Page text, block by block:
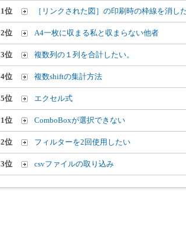
1位 ［リンクされた図］の印刷時の枠線を消し
2位 A4一枚に収まる私と収まらない他者
3位 複数列の１列を合計したい。
4位 複数shiftの集計方法
5位 エクセル式
1位 ComboBoxが選択できない
2位 フィルターを2回使用したい
3位 csvファイルの取り込み